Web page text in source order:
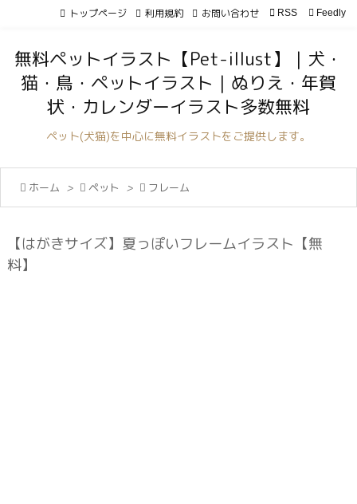


サイド

トップページ 利用規約 お問い合わせ  RSS Feedly
無料ペットイラスト【Pet-illust】｜犬・
猫・鳥・ペットイラスト｜ぬりえ・年賀
状・カレンダーイラスト多数無料
ペット(犬猫)を中心に無料イラストをご提供します。
 ホーム >  ペット >  フレーム
【はがきサイズ】夏っぽいフレームイラスト【無
料】